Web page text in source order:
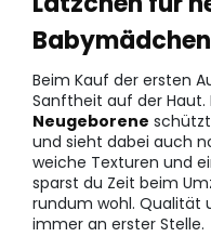
Babymädchen
Beim Kauf der ersten
Sanftheit auf der Haut.
Neugeborene
und sieht dabei auch
weiche Texturen und
sparst du Zeit beim
rundum wohl. Qualität
immer an erster Stelle.